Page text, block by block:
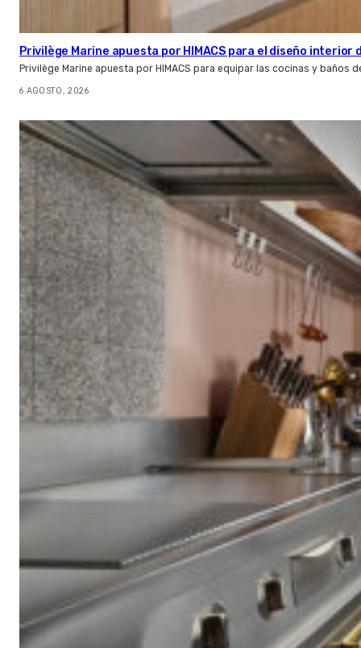
Privilège Marine apuesta por HIMACS para el diseño interior
Privilège Marine apuesta por HIMACS para equipar las cocinas y baños
6 AGOSTO, 2026